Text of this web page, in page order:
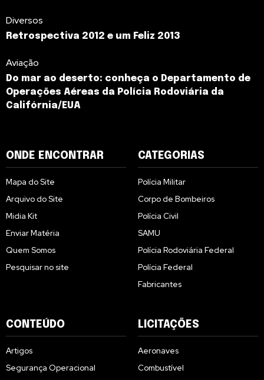
Diversos
Retrospectiva 2012 e um Feliz 2013
Aviação
Do mar ao deserto: conheça o Departamento de
Operações Aéreas da Polícia Rodoviária da
Califórnia/EUA
ONDE ENCONTRAR
Mapa do Site
Arquivo do Site
Midia Kit
Enviar Matéria
Quem Somos
Pesquisar no site
CATEGORIAS
Polícia Militar
Corpo de Bombeiros
Polícia Civil
SAMU
Polícia Rodoviária Federal
Polícia Federal
Fabricantes
CONTEÚDO
Artigos
Segurança Operacional
LICITAÇÕES
Aeronaves
Combustível